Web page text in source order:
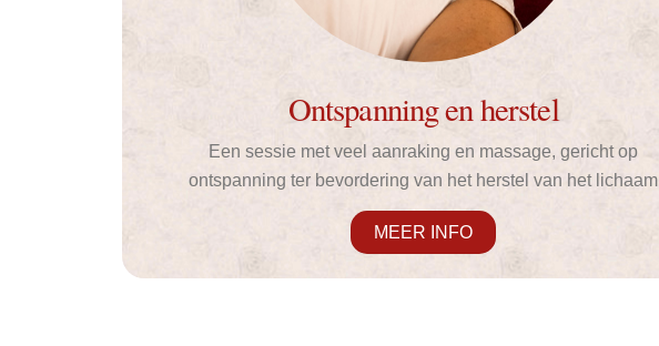
Ontspanning en herstel
Een sessie met veel aanraking en massage, gericht op
ontspanning ter bevordering van het herstel van het lichaam
MEER INFO